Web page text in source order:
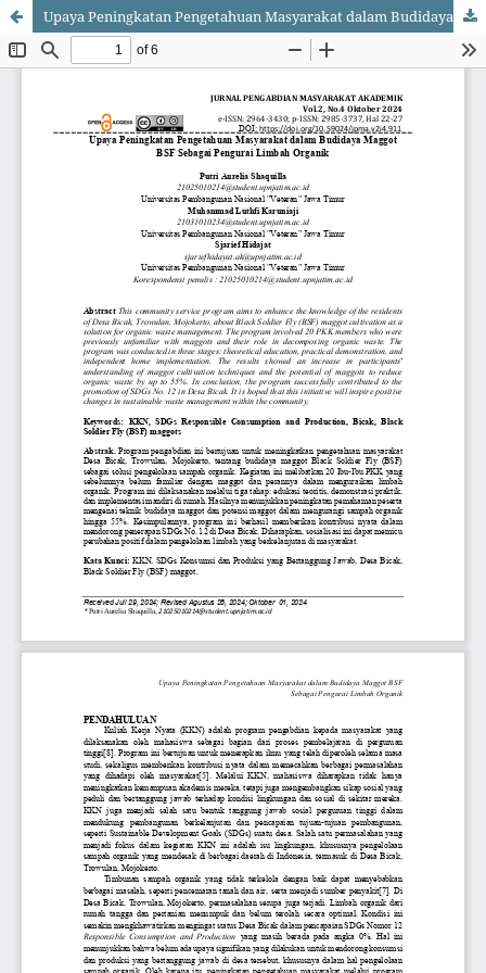
Upaya Peningkatan Pengetahuan Masyarakat dalam Budidaya Maggot BSF Sebagai Pengurai Limbah Organik